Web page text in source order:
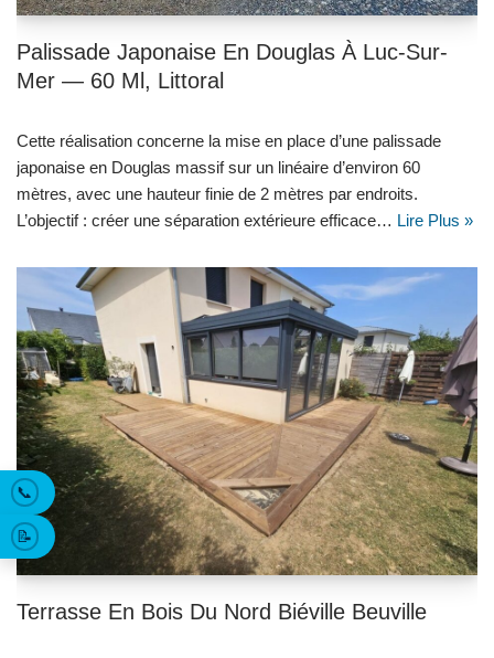
Palissade Japonaise En Douglas À Luc-Sur-
Mer — 60 Ml, Littoral
Cette réalisation concerne la mise en place d’une palissade
japonaise en Douglas massif sur un linéaire d’environ 60
mètres, avec une hauteur finie de 2 mètres par endroits.
L’objectif : créer une séparation extérieure efficace… Lire Plus »
Terrasse En Bois Du Nord Biéville Beuville
📞
📝